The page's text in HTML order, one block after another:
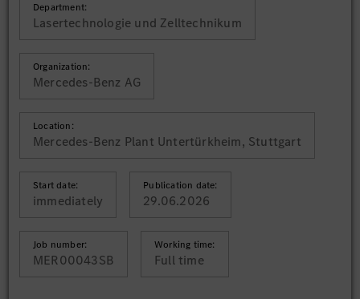
Department:
Lasertechnologie und Zelltechnikum
Organization:
Mercedes-Benz AG
Location:
Mercedes-Benz Plant Untertürkheim, Stuttgart
Start date:
immediately
Publication date:
29.06.2026
Job number:
MER00043SB
Working time:
Full time